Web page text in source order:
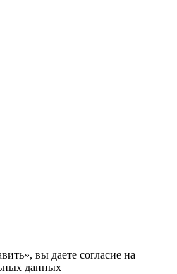
вы даете согласие на
данных